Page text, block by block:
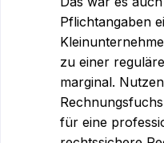
Pflichtangaben
zu einer
marginal.
für eine